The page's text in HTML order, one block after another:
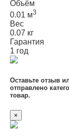
Объём
0.01 м3
Вес
0.07 кг
Гарантия
1 год
Оставьте отзыв
отправлено
товар.
×